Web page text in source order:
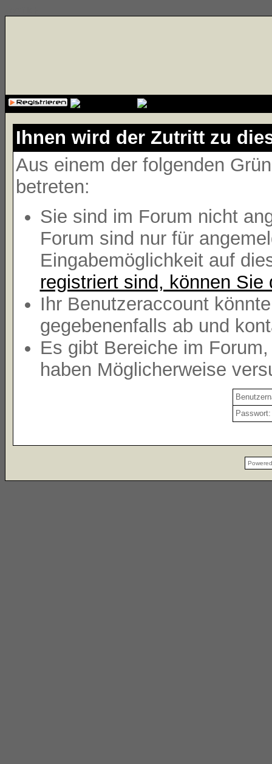
Ihnen wird der Zutritt zu
Aus einem der folgenden
betreten:
Sie sind im Forum nicht
Forum sind nur für
Eingabemöglichkeit auf
registriert sind, können Sie
Ihr Benutzeraccount
gegebenenfalls ab und
Es gibt Bereiche im
haben Möglicherweise
Passwort: